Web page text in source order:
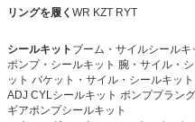
メ
折り返しご
リングを履く WR KZT RYT
シールキット ブーム・サイルシール
ポンプ・シールキット 腕・サイル・
ット バケット・サイル・シールキッ
ADJ CYLシールキット ポンププラン
ギアポンプシールキット